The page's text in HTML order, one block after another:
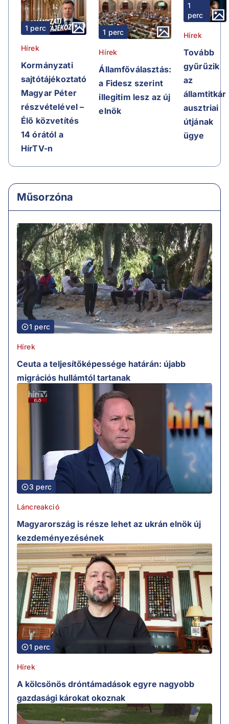
1 perc
Hírek
Kormányzati
sajtótájékoztató
Magyar Péter
részvételével –
Élő közvetítés
14 órától a
HírTV-n
1 perc
Hírek
Államfőválasztás:
a Fidesz szerint
illegitim lesz az új
elnök
1
perc
Hírek
Tovább
gyűrűzik
az
államtitkár
ausztriai
útjának
ügye
Műsorzóna
1 perc
Hírek
Ceuta a teljesítőképessége határán: újabb
migrációs hullámtól tartanak
3 perc
Láncreakció
Magyarország is része lehet az ukrán elnök új
kezdeményezésének
1 perc
Hírek
A kölcsönös dróntámadások egyre nagyobb
gazdasági károkat okoznak